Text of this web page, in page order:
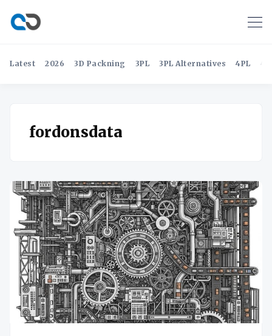
Latest 2026 3D Packning 3PL 3PL Alternatives 4PL
fordonsdata